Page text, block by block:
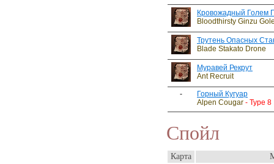
Кровожадный Голем
Bloodthirsty Ginzu
Трутень Опасных
Blade Stakato Drone
Муравей Рекрут
Ant Recruit
-
Горный Кугуар
Alpen Cougar - Type 8
Спойл
Карта